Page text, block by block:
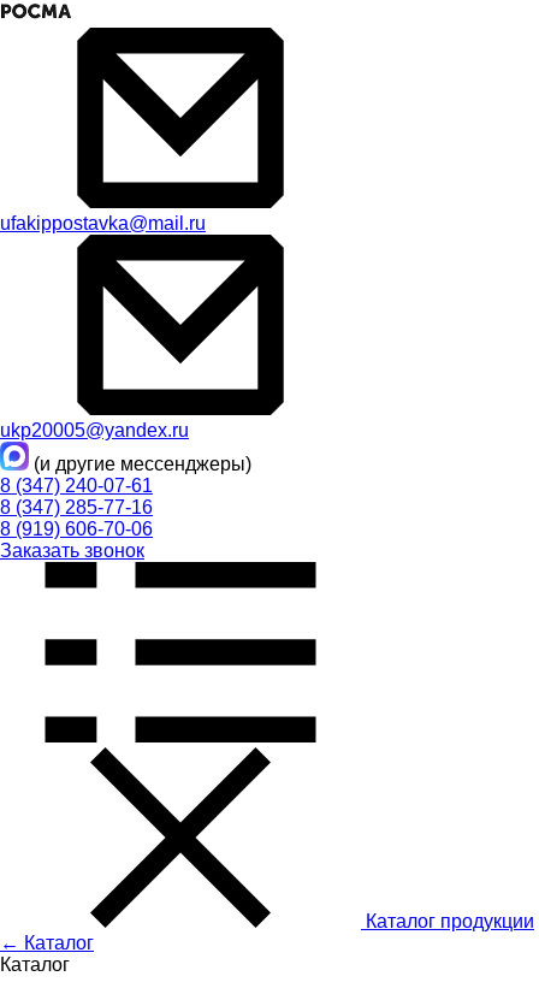
ufakippostavka@mail.ru
ukp20005@yandex.ru
(и другие мессенджеры)
8 (347) 240-07-61
8 (347) 285-77-16
8 (919) 606-70-06
Заказать звонок
Каталог продукции
← Каталог
Каталог